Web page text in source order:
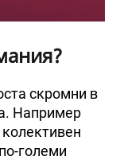
скромни в
Например
големи